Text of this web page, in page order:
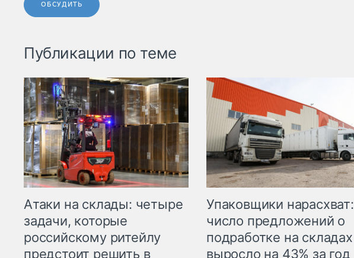
ОБСУДИТЬ
Публикации по теме
Атаки на склады: четыре
задачи, которые
российскому ритейлу
предстоит решить в
Упаковщики нарасхват:
число предложений о
подработке на складах
выросло на 43% за год